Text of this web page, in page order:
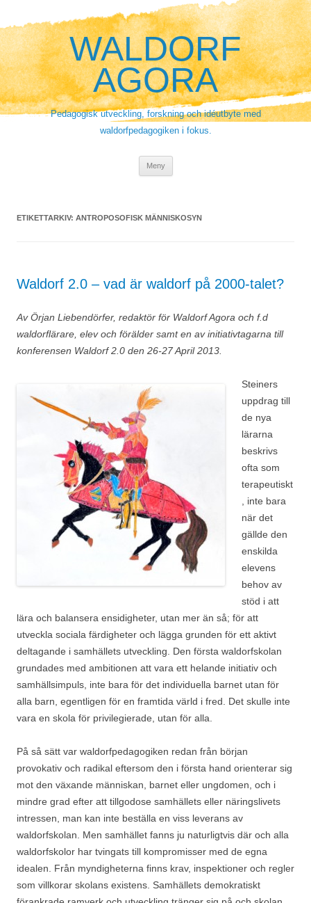
innehåll
WALDORF
AGORA
Pedagogisk utveckling, forskning och idéutbyte med
waldorfpedagogiken i fokus.
Meny
ETIKETTARKIV: ANTROPOSOFISK MÄNNISKOSYN
Waldorf 2.0 – vad är waldorf på 2000-talet?
Av Örjan Liebendörfer, redaktör för Waldorf Agora och f.d
waldorflärare, elev och förälder samt en av initiativtagarna till
konferensen Waldorf 2.0 den 26-27 April 2013.
Steiners
uppdrag till
de nya
lärarna
beskrivs
ofta som
terapeutiskt
, inte bara
när det
gällde den
enskilda
elevens
behov av
stöd i att
lära och balansera ensidigheter, utan mer än så; för att
utveckla sociala färdigheter och lägga grunden för ett aktivt
deltagande i samhällets utveckling. Den första waldorfskolan
grundades med ambitionen att vara ett helande initiativ och
samhällsimpuls, inte bara för det individuella barnet utan för
alla barn, egentligen för en framtida värld i fred. Det skulle inte
vara en skola för privilegierade, utan för alla.
På så sätt var waldorfpedagogiken redan från början
provokativ och radikal eftersom den i första hand orienterar sig
mot den växande människan, barnet eller ungdomen, och i
mindre grad efter att tillgodose samhällets eller näringslivets
intressen, man kan inte beställa en viss leverans av
waldorfskolan. Men samhället fanns ju naturligtvis där och alla
waldorfskolor har tvingats till kompromisser med de egna
idealen. Från myndigheterna finns krav, inspektioner och regler
som villkorar skolans existens. Samhällets demokratiskt